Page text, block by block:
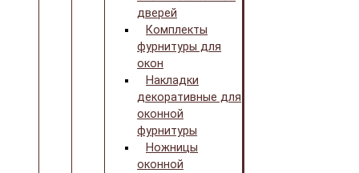
дверей
Комплекты
фурнитуры для
окон
Накладки
декоративные для
оконной
фурнитуры
Ножницы
оконной